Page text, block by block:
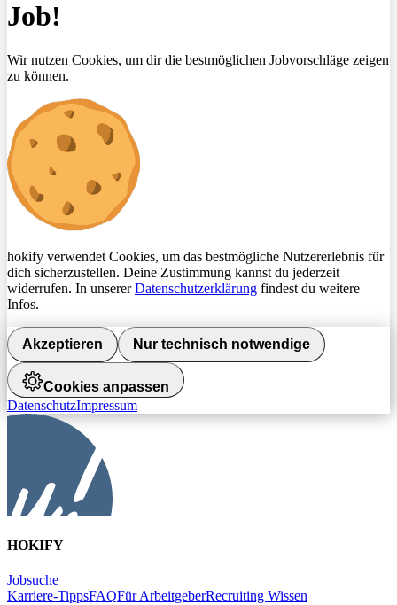
Job!
Wir nutzen Cookies, um dir die bestmöglichen Jobvorschläge zeigen
zu können.
hokify verwendet Cookies, um das bestmögliche Nutzererlebnis für
dich sicherzustellen. Deine Zustimmung kannst du jederzeit
widerrufen. In unsererDatenschutzerklärung findest du weitere
Infos.
Akzeptieren Nur technisch notwendige
Cookies anpassen
DatenschutzImpressum
HOKIFY
Jobsuche
Karriere-TippsFAQFür ArbeitgeberRecruiting Wissen